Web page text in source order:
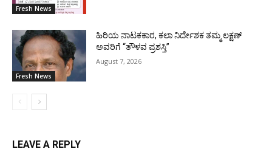
Fresh News
Fresh News
ಹಿರಿಯ ನಾಟಕಕಾರ, ಕಲಾ ನಿರ್ದೇಶಕ ತಮ್ಮ ಲಕ್ಷಣ್
ಅವರಿಗೆ “ತೌಳವ ಪ್ರಶಸ್ತಿ”
August 7, 2026
LEAVE A REPLY